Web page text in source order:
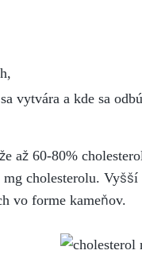
vytvára a kde sa
až 60-80%
cholesterolu.
vo forme kameňov.